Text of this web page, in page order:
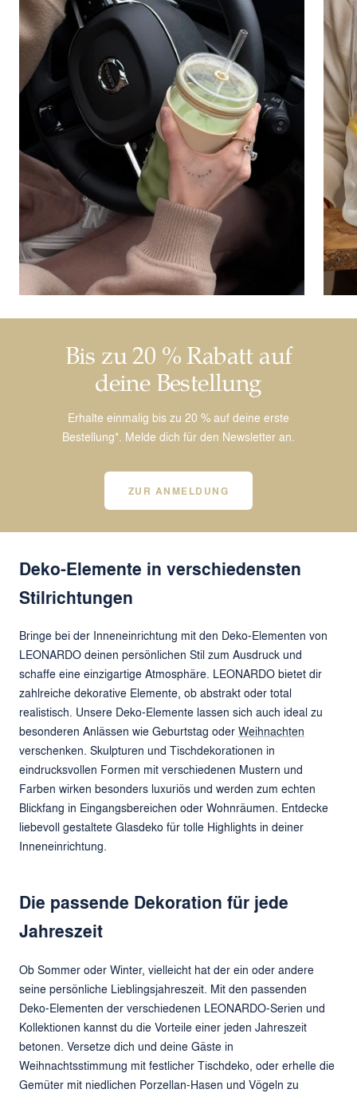
Bis zu 20 % Rabatt auf
deine Bestellung
Erhalte einmalig bis zu 20 % auf deine erste
Bestellung*. Melde dich für den Newsletter an.
ZUR ANMELDUNG
Deko-Elemente in verschiedensten
Stilrichtungen
Bringe bei der Inneneinrichtung mit den Deko-Elementen von
LEONARDO deinen persönlichen Stil zum Ausdruck und
schaffe eine einzigartige Atmosphäre. LEONARDO bietet dir
zahlreiche dekorative Elemente, ob abstrakt oder total
realistisch. Unsere Deko-Elemente lassen sich auch ideal zu
besonderen Anlässen wie Geburtstag oder Weihnachten
verschenken. Skulpturen und Tischdekorationen in
eindrucksvollen Formen mit verschiedenen Mustern und
Farben wirken besonders luxuriös und werden zum echten
Blickfang in Eingangsbereichen oder Wohnräumen. Entdecke
liebevoll gestaltete Glasdeko für tolle Highlights in deiner
Inneneinrichtung.
Die passende Dekoration für jede
Jahreszeit
Ob Sommer oder Winter, vielleicht hat der ein oder andere
seine persönliche Lieblingsjahreszeit. Mit den passenden
Deko-Elementen der verschiedenen LEONARDO-Serien und
Kollektionen kannst du die Vorteile einer jeden Jahreszeit
betonen. Versetze dich und deine Gäste in
Weihnachtsstimmung mit festlicher Tischdeko, oder erhelle die
Gemüter mit niedlichen Porzellan-Hasen und Vögeln zu